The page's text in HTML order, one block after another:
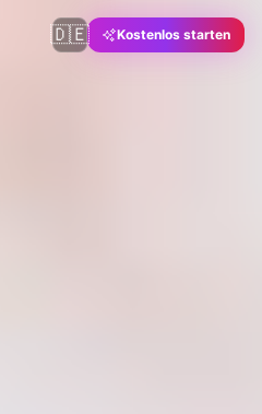
🇩🇪 Kostenlos starten